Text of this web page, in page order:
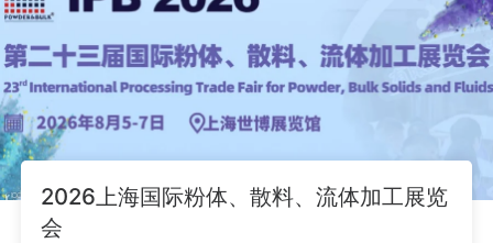
2026上海国际粉体、散料、流体加工展览
会